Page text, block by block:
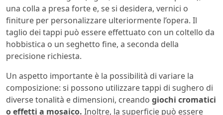
una colla a presa forte e, se si desidera, vernici o
finiture per personalizzare ulteriormente l’opera. Il
taglio dei tappi può essere effettuato con un coltello da
hobbistica o un seghetto fine, a seconda della
precisione richiesta.
Un aspetto importante è la possibilità di variare la
composizione: si possono utilizzare tappi di sughero di
diverse tonalità e dimensioni, creando giochi cromatici
o effetti a mosaico. Inoltre, la superficie può essere